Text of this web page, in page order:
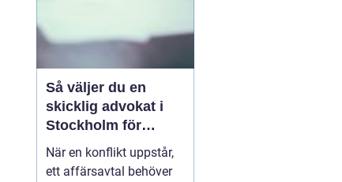
Så väljer du en
skicklig advokat i
Stockholm för
komplexa juridiska
utmaningar
När en konflikt uppstår,
ett affärsavtal behöver